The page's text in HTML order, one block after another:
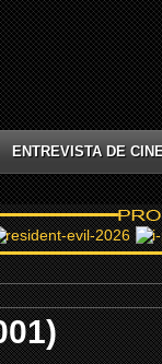
ENTREVISTA DE